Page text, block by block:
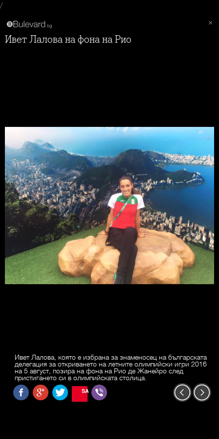
/
Ивет Лалова на фона на Рио
Ивет Лалова, която е избрана за знаменосец на българската
делегация за откриването на летните олимпийски игри 2016
на 5 август, позира на фона на Рио де Жанейро след
пристигането си в олимпийската столица.
SAVE